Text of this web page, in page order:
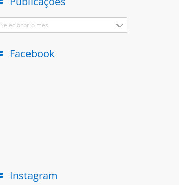
Selecionar o mês
Facebook
Instagram